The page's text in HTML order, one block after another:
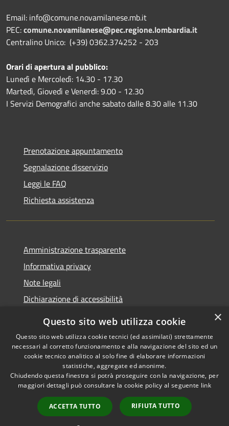
Email: info@comune.novamilanese.mb.it
PEC:comune.novamilanese@pec.regione.lombardia.it
Centralino Unico: (+39) 0362.374252 - 203
Orari di apertura al pubblico:
Lunedì e Mercoledì: 14.30 - 17.30
Martedì, Giovedì e Venerdì: 9.00 - 12.30
I Servizi Demografici anche sabato dalle 8.30 alle 11.30
Prenotazione appuntamento
Segnalazione disservizio
Leggi le FAQ
Richiesta assistenza
Amministrazione trasparente
Informativa privacy
Note legali
Dichiarazione di accessibilità
RSS
Privacy
Cookie
Mappa del sito
Extranet
Copyright © 2026 • Comune di
Nova Milanese • Powered by
Municipium•Accesso
redazione
×
Questo sito web utilizza cookie
Questo sito web utilizza cookie tecnici (ed assimilati) strettamente
necessari al corretto funzionamento e alla navigazione del sito ed un
cookie tecnico analitico al solo fine di elaborare informazioni
statistiche, aggregate ed anonime.
Chiudendo questa finestra si potrà proseguire con la navigazione, per
maggiori dettagli può consultare la cookie policy al seguente link
ACCETTA TUTTO RIFIUTA TUTTO